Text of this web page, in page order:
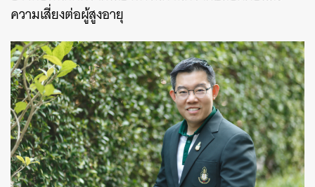
ความเสี่ยงต่อผู้สูงอายุ